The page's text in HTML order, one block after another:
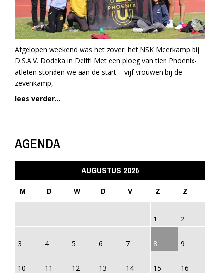
Afgelopen weekend was het zover: het NSK Meerkamp bij
D.S.A.V. Dodeka in Delft! Met een ploeg van tien Phoenix-
atleten stonden we aan de start – vijf vrouwen bij de
zevenkamp,
lees verder...
AGENDA
AUGUSTUS 2026
M
D W D V Z Z
1 2
3 4 5 6 7 8 9
10 11 12 13 14 15 16